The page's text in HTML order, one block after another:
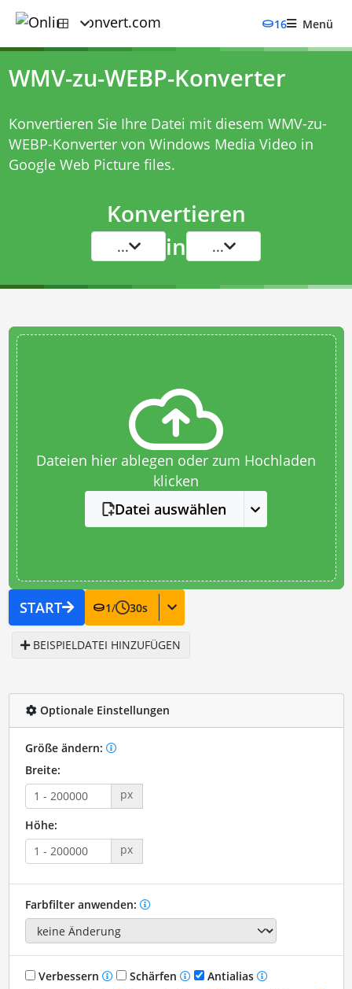
16 Menü
WMV-zu-WEBP-Konverter
Konvertieren Sie Ihre Datei mit diesem WMV-zu-
WEBP-Konvertervon Windows Media Video in
Google Web Picture files.
Konvertieren
... in ...
Dateien hier ablegen oder zum Hochladen
klicken
Datei auswählen
START 1/ 30s
BEISPIELDATEI HINZUFÜGEN
Optionale Einstellungen
Größe ändern:
Breite:
px
Höhe:
px
Farbfilter anwenden:
Verbessern Schärfen
Antialias